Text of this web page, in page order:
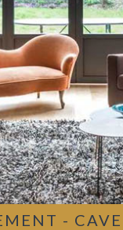
-